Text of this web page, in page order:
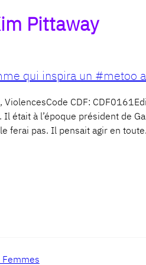
Pittaway
qui inspira un #metoo
ViolencesCode CDF:
Il était à l’époque président de
ferai pas. Il pensait agir en
Femmes